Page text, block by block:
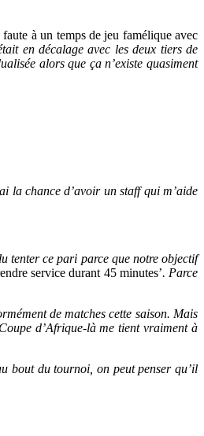
à un temps de jeu famélique avec
en décalage avec les deux tiers de
alors que ça n’existe quasiment
la chance d’avoir un staff qui m’aide
tenter ce pari parce que notre objectif
service durant 45 minutes’. Parce
de matches cette saison. Mais
d’Afrique-là me tient vraiment à
bout du tournoi, on peut penser qu’il